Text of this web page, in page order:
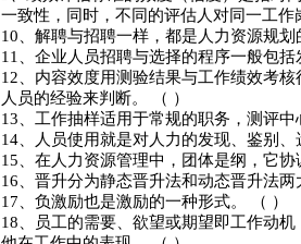
一致性，同时，不同的评估人对同一工
10、解聘与招聘一样，都是人力资源规
11、企业人员招聘与选择的程序一般包
12、内容效度用测验结果与工作绩效考
人员的经验来判断。 （ ）
13、工作抽样适用于常规的职务，测评
14、人员使用就是对人力的发现、鉴别
15、在人力资源管理中，团体是纲，它
16、晋升分为静态晋升法和动态晋升法两
17、负激励也是激励的一种形式。 （ ）
18、员工的需要、欲望或期望即工作动